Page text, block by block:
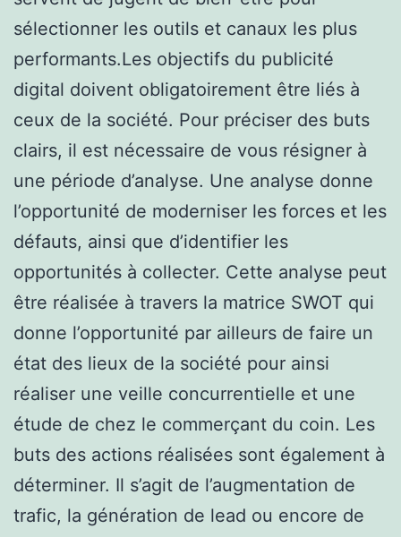
sélectionner les outils et canaux les plus
performants.Les objectifs du publicité
digital doivent obligatoirement être liés à
ceux de la société. Pour préciser des buts
clairs, il est nécessaire de vous résigner à
une période d’analyse. Une analyse donne
l’opportunité de moderniser les forces et les
défauts, ainsi que d’identifier les
opportunités à collecter. Cette analyse peut
être réalisée à travers la matrice SWOT qui
donne l’opportunité par ailleurs de faire un
état des lieux de la société pour ainsi
réaliser une veille concurrentielle et une
étude de chez le commerçant du coin. Les
buts des actions réalisées sont également à
déterminer. Il s’agit de l’augmentation de
trafic, la génération de lead ou encore de